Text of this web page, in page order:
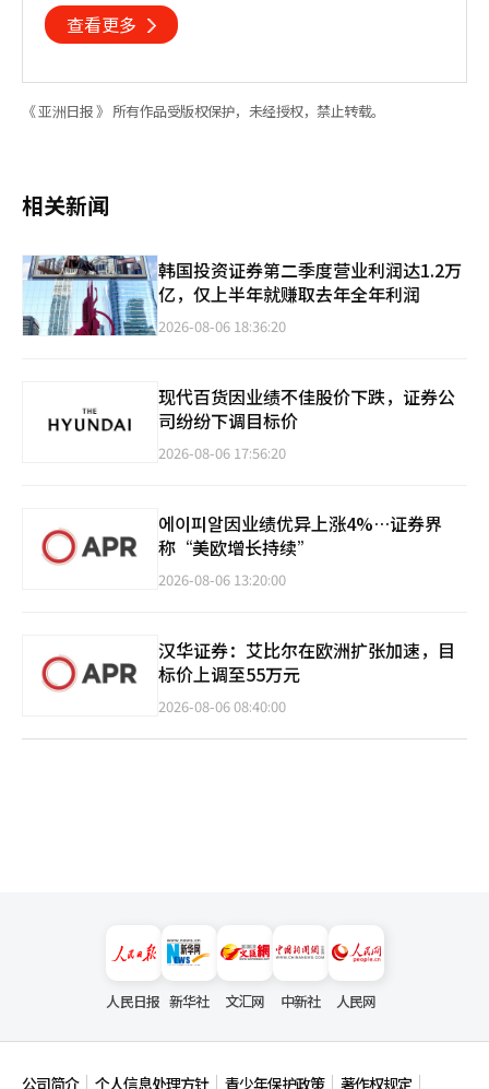
查看更多
《 亚洲日报 》 所有作品受版权保护，未经授权，禁止转载。
相关新闻
韩国投资证券第二季度营业利润达1.2万
亿，仅上半年就赚取去年全年利润
2026-08-06 18:36:20
现代百货因业绩不佳股价下跌，证券公
司纷纷下调目标价
2026-08-06 17:56:20
에이피알因业绩优异上涨4%…证券界
称“美欧增长持续”
2026-08-06 13:20:00
汉华证券：艾比尔在欧洲扩张加速，目
标价上调至55万元
2026-08-06 08:40:00
人民日报 新华社 文汇网 中新社 人民网
公司简介 个人信息处理方针 青少年保护政策 著作权规定